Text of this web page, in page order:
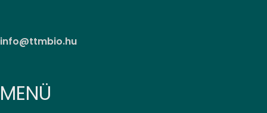
info@ttmbio.hu
MENÜ